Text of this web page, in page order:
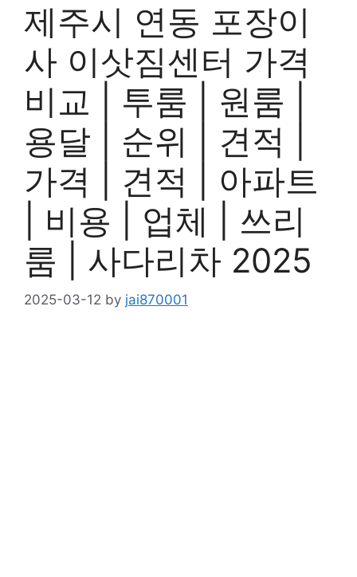
제주시 연동 포장이
사 이삿짐센터 가격
비교 | 투룸 | 원룸 |
용달 | 순위 | 견적 |
가격 | 견적 | 아파트
| 비용 | 업체 | 쓰리
룸 | 사다리차 2025
2025-03-12 by jai870001